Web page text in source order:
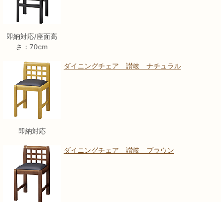
即納対応/座面高
さ：70cm
即納対応
ダイニングチェア 讃岐 ナチュラル
ダイニングチェア 讃岐 ブラウン